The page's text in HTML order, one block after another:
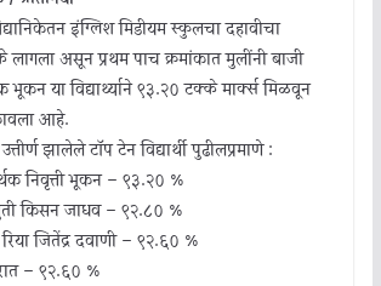
इंग्लिश मिडीयम स्कुलचा दहावीचा
असून प्रथम पाच क्रमांकात मुलींनी बाजी
भूकन या विद्यार्थ्याने ९३.२० टक्के मार्क्स मिळवून
आहे.
झालेले टॉप टेन विद्यार्थी पुढीलप्रमाणे :
निवृत्ती भूकन – ९३.२० %
किसन जाधव – ९२.८० %
जितेंद्र दवाणी – ९२.६० %
– ९२.६० %